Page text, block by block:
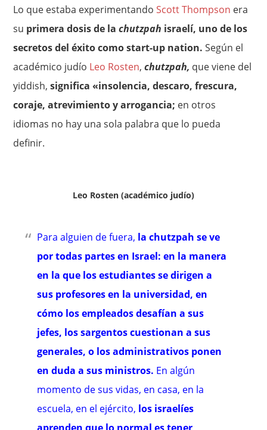
Lo que estaba experimentandoScott Thompson era
su primera dosis de lachutzpah israelí, uno de los
secretos del éxito como start-up nation.Según el
académico judío Leo Rosten, chutzpah, que viene del
yiddish, significa «insolencia, descaro, frescura,
coraje, atrevimiento y arrogancia; en otros
idiomas no hay una sola palabra que lo pueda
definir.
Leo Rosten (académico judío)
Para alguien de fuera, la chutzpah se ve
por todas partes en Israel: en la manera
en la que los estudiantes se dirigen a
sus profesores en la universidad, en
cómo los empleados desafían a sus
jefes, los sargentos cuestionan a sus
generales, o los administrativos ponen
en duda a sus ministros. En algún
momento de sus vidas, en casa, en la
escuela, en el ejército, los israelíes